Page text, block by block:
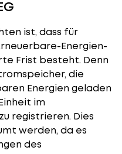
ist, dass für
Energien-
Frist besteht. Denn
die
Energien geladen
im
registrieren. Dies
werden, da es
des